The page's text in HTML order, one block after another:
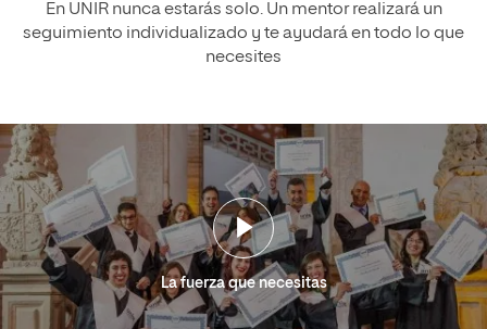
En UNIR nunca estarás solo. Un mentor realizará un
seguimiento individualizado y te ayudará en todo lo que
necesites
La fuerza que necesitas